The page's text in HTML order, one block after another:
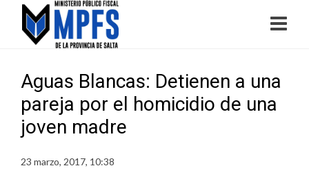
Aguas Blancas: Detienen a una
pareja por el homicidio de una
joven madre
23 marzo, 2017, 10:38